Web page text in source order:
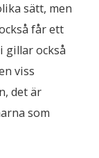
sätt, men
får ett
gillar också
viss
det är
som